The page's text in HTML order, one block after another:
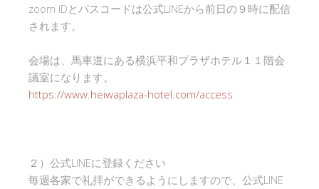
zoom IDとパスコードは公式LINEから前日の９時に配信
されます。
会場は、馬車道にある横浜平和プラザホテル１１階会
議室になります。
https://www.heiwaplaza-hotel.com/access
２）公式LINEに登録ください
毎週各家で礼拝ができるようにしますので、公式LINE